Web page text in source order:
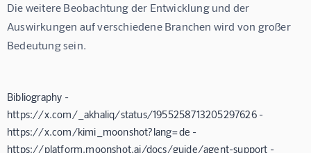
Die weitere Beobachtung der Entwicklung und der
Auswirkungen auf verschiedene Branchen wird von großer
Bedeutung sein.
Bibliography -
https://x.com/_akhaliq/status/1955258713205297626 -
https://x.com/kimi_moonshot?lang=de -
https://platform.moonshot.ai/docs/guide/agent-support -